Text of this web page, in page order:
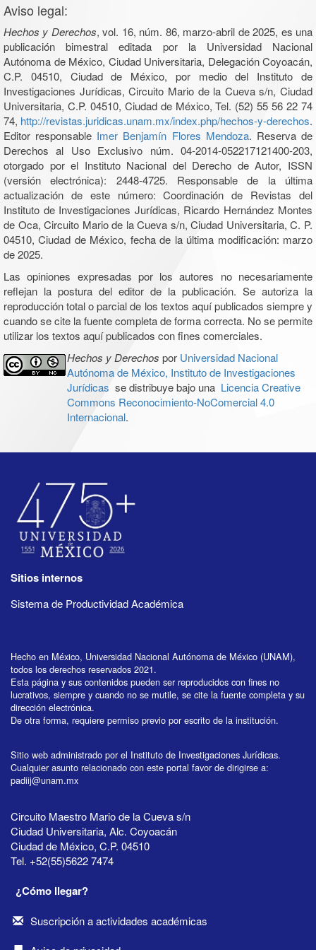
Aviso legal:
Hechos y Derechos, vol. 16, núm. 86, marzo-abril de 2025, es una
publicación bimestral editada por la Universidad Nacional
Autónoma de México, Ciudad Universitaria, Delegación Coyoacán,
C.P. 04510, Ciudad de México, por medio del Instituto de
Investigaciones Jurídicas, Circuito Mario de la Cueva s/n, Ciudad
Universitaria, C.P. 04510, Ciudad de México, Tel. (52) 55 56 22 74
74, http://revistas.juridicas.unam.mx/index.php/hechos-y-derechos.
Editor responsable Imer Benjamín Flores Mendoza. Reserva de
Derechos al Uso Exclusivo núm. 04-2014-052217121400-203,
otorgado por el Instituto Nacional del Derecho de Autor, ISSN
(versión electrónica): 2448-4725. Responsable de la última
actualización de este número: Coordinación de Revistas del
Instituto de Investigaciones Jurídicas, Ricardo Hernández Montes
de Oca, Circuito Mario de la Cueva s/n, Ciudad Universitaria, C. P.
04510, Ciudad de México, fecha de la última modificación: marzo
de 2025.
Las opiniones expresadas por los autores no necesariamente
reflejan la postura del editor de la publicación. Se autoriza la
reproducción total o parcial de los textos aquí publicados siempre y
cuando se cite la fuente completa de forma correcta. No se permite
utilizar los textos aquí publicados con fines comerciales.
Hechos y Derechos por Universidad Nacional
Autónoma de México, Instituto de Investigaciones
Jurídicas se distribuye bajo una Licencia Creative
Commons Reconocimiento-NoComercial 4.0
Internacional.
Sitios internos
Sistema de Productividad Académica
Hecho en México, Universidad Nacional Autónoma de México (UNAM),
todos los derechos reservados 2021.
Esta página y sus contenidos pueden ser reproducidos con fines no
lucrativos, siempre y cuando no se mutile, se cite la fuente completa y su
dirección electrónica.
De otra forma, requiere permiso previo por escrito de la institución.
Sitio web administrado por el Instituto de Investigaciones Jurídicas.
Cualquier asunto relacionado con este portal favor de dirigirse a:
padiij@unam.mx
Circuito Maestro Mario de la Cueva s/n
Ciudad Universitaria, Alc. Coyoacán
Ciudad de México, C.P. 04510
Tel. +52(55)5622 7474
¿Cómo llegar?
Suscripción a actividades académicas